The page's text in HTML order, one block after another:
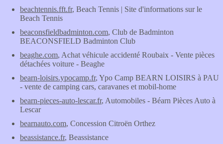
beachtennis.fft.fr, Beach Tennis | Site d'informations sur le
Beach Tennis
beaconsfieldbadminton.com, Club de Badminton
BEACONSFIELD Badminton Club
beaghe.com, Achat véhicule accidenté Roubaix - Vente pièces
détachées voiture - Beaghe
bearn-loisirs.ypocamp.fr, Ypo Camp BEARN LOISIRS à PAU
- vente de camping cars, caravanes et mobil-home
bearn-pieces-auto-lescar.fr, Automobiles - Béarn Pièces Auto à
Lescar
bearnauto.com, Concession Citroën Orthez
beassistance.fr, Beassistance